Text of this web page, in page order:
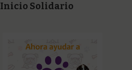
Inicio Solidario